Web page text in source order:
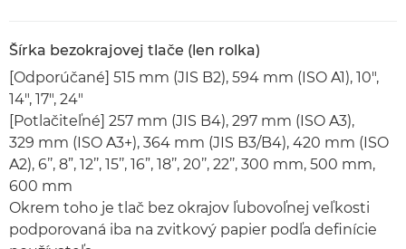
Šírka bezokrajovej tlače (len rolka)
[Odporúčané] 515 mm (JIS B2), 594 mm (ISO A1), 10",
14", 17", 24"
[Potlačiteľné] 257 mm (JIS B4), 297 mm (ISO A3),
329 mm (ISO A3+), 364 mm (JIS B3/B4), 420 mm (ISO
A2), 6’’, 8”, 12’’, 15’’, 16”, 18’’, 20’’, 22’’, 300 mm, 500 mm,
600 mm
Okrem toho je tlač bez okrajov ľubovoľnej veľkosti
podporovaná iba na zvitkový papier podľa definície